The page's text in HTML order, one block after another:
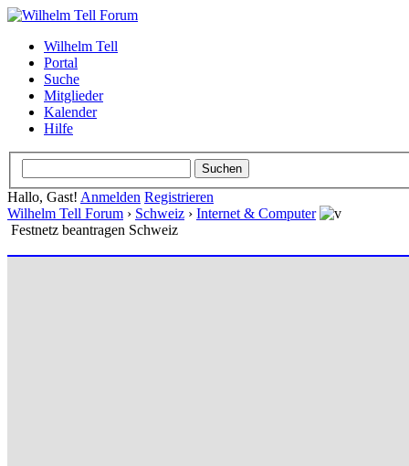
Wilhelm Tell
Portal
Suche
Mitglieder
Kalender
Hilfe
Hallo, Gast! Anmelden Registrieren
Wilhelm Tell Forum › Schweiz › Internet & Computer
Festnetz beantragen Schweiz